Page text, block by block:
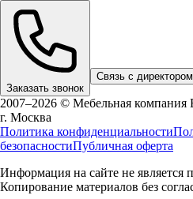
Заказать звонок
Связь с директором
2007–2026 © Мебельная
г. Москва
Политика конфиденциальности
безопасностиПубличная оферта
Информация на сайте не является
Копирование материалов без